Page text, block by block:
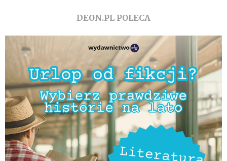
DEON.PL POLECA